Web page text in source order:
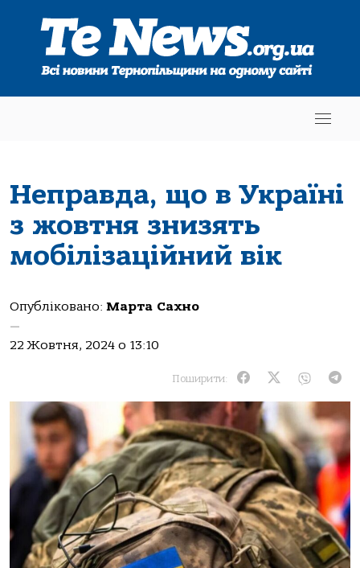
Неправда, що в Україні
з жовтня знизять
мобілізаційний вік
Опубліковано: Марта Сахно
—
22 Жовтня, 2024 о 13:10
Поширити: